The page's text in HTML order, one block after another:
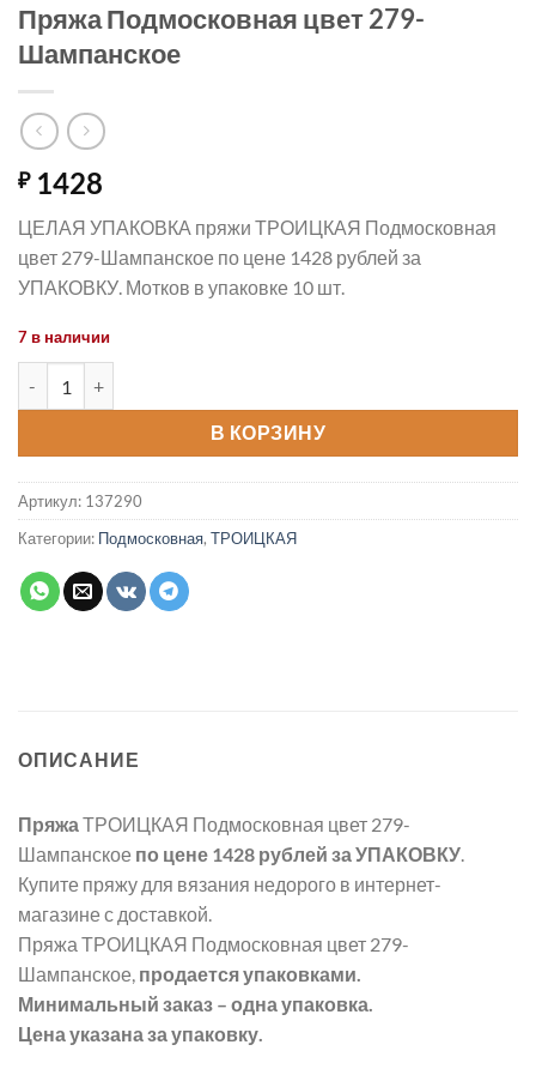
Пряжа Подмосковная цвет 279-
Шампанское
₽1428
ЦЕЛАЯ УПАКОВКА пряжи ТРОИЦКАЯ Подмосковная
цвет 279-Шампанское по цене 1428 рублей за
УПАКОВКУ. Мотков в упаковке 10 шт.
7 в наличии
В КОРЗИНУ
Артикул: 137290
Категории: Подмосковная, ТРОИЦКАЯ
ОПИСАНИЕ
ПряжаТРОИЦКАЯ Подмосковная цвет 279-
Шампанское по цене 1428 рублей за УПАКОВКУ.
Купите пряжу для вязания недорого в интернет-
магазине с доставкой.
Пряжа ТРОИЦКАЯ Подмосковная цвет 279-
Шампанское, продается упаковками.
Минимальный заказ – одна упаковка.
Цена указана за упаковку.